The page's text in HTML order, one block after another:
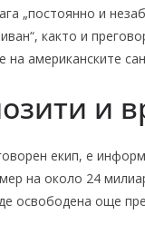
„постоянно и
както и
на американските
и
екип, е
на около 24
освободена още